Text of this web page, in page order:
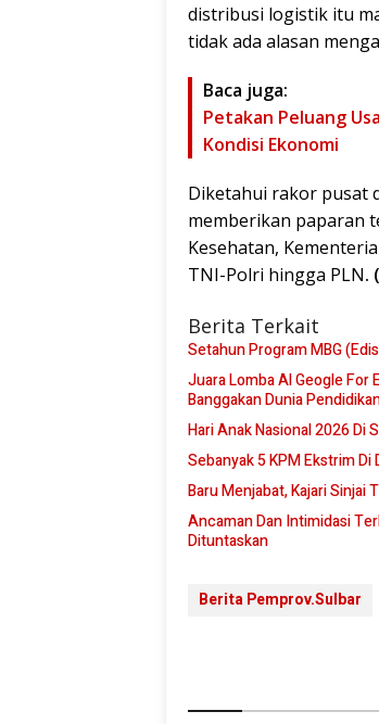
distribusi logistik itu
tidak ada alasan
Baca juga:
Petakan Peluang
Kondisi Ekonomi
Diketahui rakor pusat
memberikan paparan
Kesehatan,
TNI-Polri hingga PLN.
Berita Terkait
Setahun Program MBG
Juara Lomba Al Geogle For Education Tingkat Nasional,Padaelo Squad SMP Negeri 3 Sinjai,Kembali
Banggakan Dunia
Hari Anak Nasional 2026 Di
Sebanyak 5 KPM Ekstrim Di
Baru Menjabat, Kajari Sinjai
Ancaman Dan Intimidasi
Dituntaskan
Berita Pemprov.Sulbar